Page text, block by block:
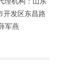
开发区东昌路
军燕